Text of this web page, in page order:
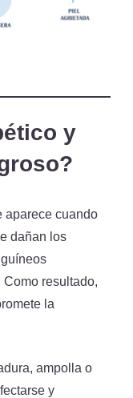
y
aparece cuando
dañan los
resultado,
la
ampolla o
y